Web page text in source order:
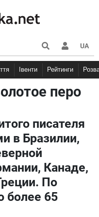
UA
Івенти Рейтинги
перо
писателя
в Бразилии,
Канаде,
По
более 65